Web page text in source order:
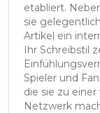
etabliert.
sie
Artikel ein
Ihr Schreibstil
Spieler und
die sie zu
Netzwerk